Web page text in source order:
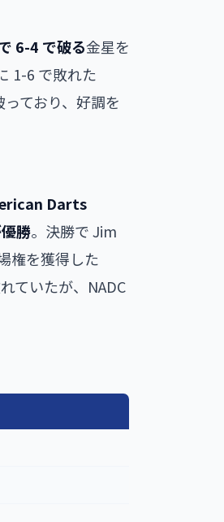
6-4 で破る金星を
1-6 で敗れた
ており、好調を
Darts
勝。決勝で Jim
権を獲得した
ていたが、NADC